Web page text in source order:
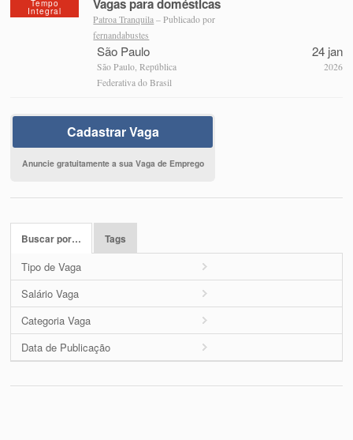
Tempo
Integral Vagas para domésticas
Patroa Tranquila – Publicado por
fernandabustes
São Paulo
São Paulo, República
Federativa do Brasil
24 jan
2026
Cadastrar Vaga
Anuncie gratuitamente a sua Vaga de Emprego
Buscar por… Tags
Tipo de Vaga
Salário Vaga
Categoria Vaga
Data de Publicação